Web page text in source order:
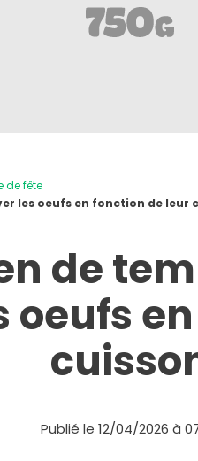
de fête
les oeufs en fonction de leur
de
oeufs
Publié le 12/04/2026 à